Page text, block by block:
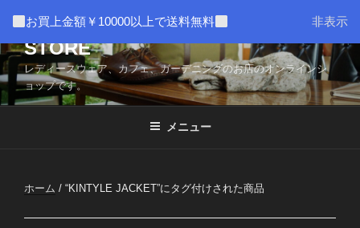
お買上金額￥10000以上で送料無料 非表示
テ
ン
ツ
へ
AMUSER * CAFE HOME WEB
STORE
レディースウェア、カフェ、ガーデニングのお店のオンラインシ
ョップです。
メニュー
ホーム / “KINTYLE JACKET”にタグ付けされた商品